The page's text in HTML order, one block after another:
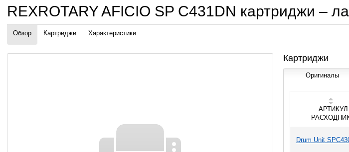
REXROTARY AFICIO SP C431DN картриджи –
Обзор Картриджи Характеристики
Картриджи
Оригиналы
АРТИКУЛ
Drum Unit